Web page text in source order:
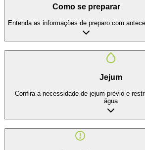
Como se preparar
Entenda as informações de preparo com
Jejum
Confira a necessidade de jejum prévio e
água